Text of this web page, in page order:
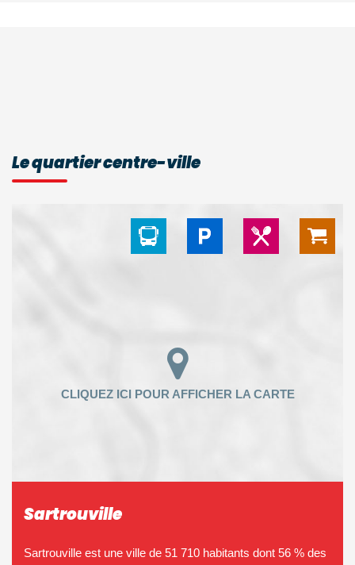
Le quartier centre-ville
Sartrouville
Sartrouville est une ville de 51 710 habitants dont 56 % des